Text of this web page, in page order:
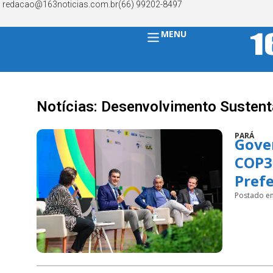
redacao@163noticias.com.br(66) 99202-8497
MENU
Notícias: Desenvolvimento
PARÁ
Postado